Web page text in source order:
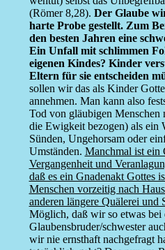
(Römer 8,28). Der Glaube
harte Probe gestellt. Zum
den besten Jahren eine
Ein Unfall mit schlimmen
eigenen Kindes? Kinder
Eltern für sie entscheiden
sollen wir das als Kinder
annehmen. Man kann also
Tod von gläubigen Menschen
die Ewigkeit bezogen) als ein
Sünden, Ungehorsam oder
Umständen. Manchmal ist ein
Vergangenheit und
daß es ein Gnadenakt Gottes
Menschen vorzeitig nach
anderen längere Quälerei und
Möglich, daß wir so etwas bei
Glaubensbruder/schwester
wir nie ernsthaft nachgefragt